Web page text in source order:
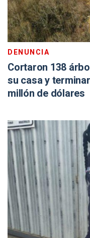
DENUNCIA
Cortaron 138
su casa y
millón de dólares